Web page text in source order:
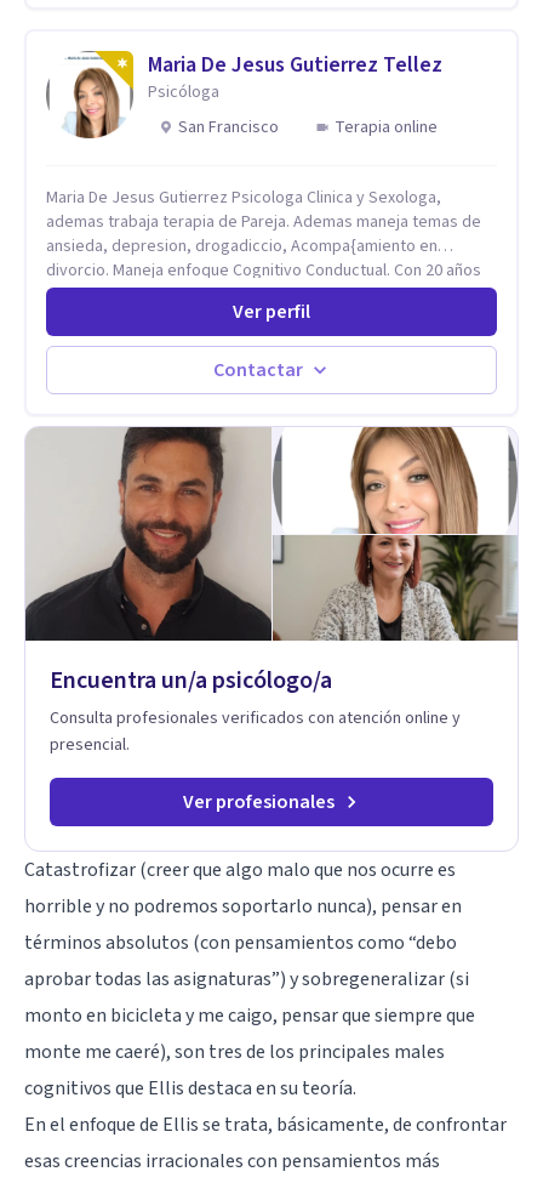
como algo particular e intentando adaptarme a tu situación
personal concreta. En especial mi ámbito de trabajo es la
disfunción eréctil, la eyaculación precoz y la falta de deseo
tanto en mujeres como en hombres. La sexualidad es de
relación saludable de pareja.
Maria De Jesus Gutierrez Tellez
Psicóloga
San Francisco
Terapia online
Maria De Jesus Gutierrez Psicologa Clinica y Sexologa,
ademas trabaja terapia de Pareja. Ademas maneja temas de
ansieda, depresion, drogadiccio, Acompa{amiento en
divorcio. Maneja enfoque Cognitivo Conductual. Con 20 años
de experiencia, constantemente capacitandose en las
diferntes areas de la Salud Mental.
Ver perfil
Contactar
Encuentra un/a psicólogo/a
Consulta profesionales verificados con atención online y
presencial.
Ver profesionales
Catastrofizar (creer que algo malo que nos ocurre es
horrible y no podremos soportarlo nunca), pensar en
términos absolutos (con pensamientos como “debo
aprobar todas las asignaturas”) y sobregeneralizar (si
monto en bicicleta y me caigo, pensar que siempre que
monte me caeré), son tres de los principales males
cognitivos que Ellis destaca en su teoría.
En el enfoque de Ellis se trata, básicamente, de confrontar
esas creencias irracionales con pensamientos más